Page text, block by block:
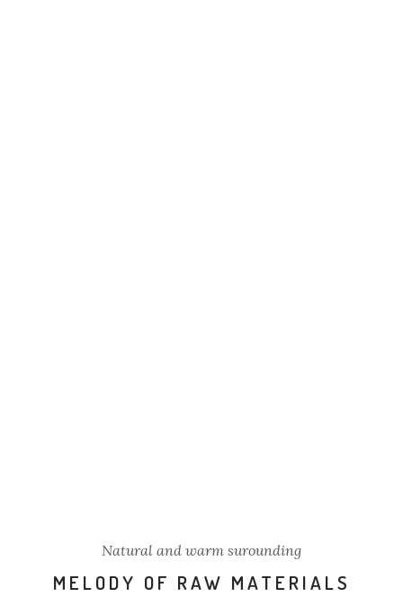
Natural and warm surounding
MELODY OF RAW MATERIALS